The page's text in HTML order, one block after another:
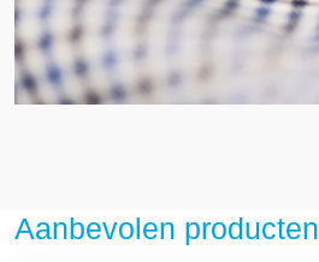
Aanbevolen producten